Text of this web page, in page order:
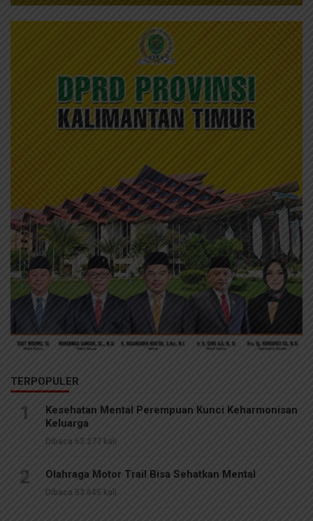
TERPOPULER
1
Kesehatan Mental Perempuan Kunci Keharmonisan
Keluarga
Dibaca 63.277 kali
2 Olahraga Motor Trail Bisa Sehatkan Mental
Dibaca 53.645 kali